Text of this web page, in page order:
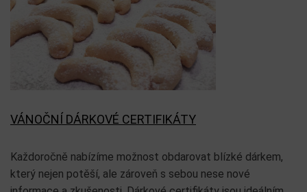
SPECIÁLNĚ PRO FOTOGRAFY
fotografických workshopů v Praze. Chyběli v naší nabídce,
přečíst článek